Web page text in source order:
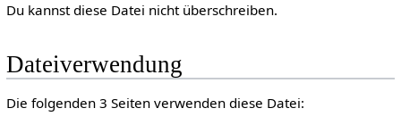
Du kannst diese Datei nicht überschreiben.
Dateiverwendung
Die folgenden 3 Seiten verwenden diese Datei: